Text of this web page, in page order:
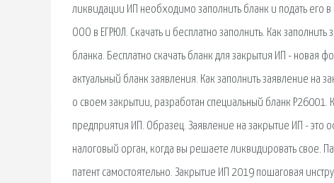
ликвидации ИП необходимо заполнить бланк и подать
ООО в ЕГРЮЛ. Скачать и бесплатно заполнить. Как
бланка. Бесплатно скачать бланк для закрытия ИП -
актуальный бланк заявления. Как заполнить заявление
о своем закрытии, разработан специальный бланк Р26001.
предприятия ИП. Образец. Заявление на закрытие ИП - это
налоговый орган, когда вы решаете ликвидировать свое.
патент самостоятельно. Закрытие ИП 2019 пошаговая